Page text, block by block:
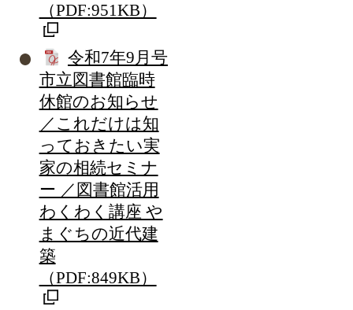
（PDF:951KB）
令和7年9月号
市立図書館臨時
休館のお知らせ
／これだけは知
っておきたい実
家の相続セミナ
ー ／図書館活用
わくわく講座 や
まぐちの近代建
築
（PDF:849KB）